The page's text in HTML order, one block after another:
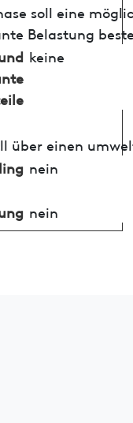
soll eine
Belastung
keine
über einen
nein
nein